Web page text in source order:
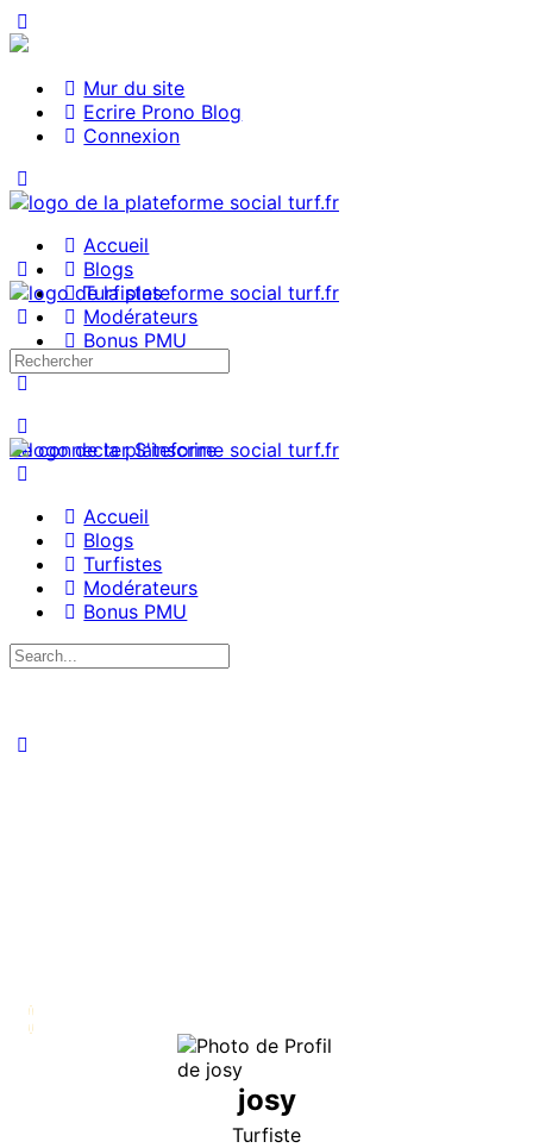
Mur du site
Ecrire Prono Blog
Connexion
Accueil
Blogs
Turfistes
Modérateurs
Bonus PMU
Se connecter S'inscrire
Accueil
Blogs
Turfistes
Modérateurs
Bonus PMU
josy
Turfiste